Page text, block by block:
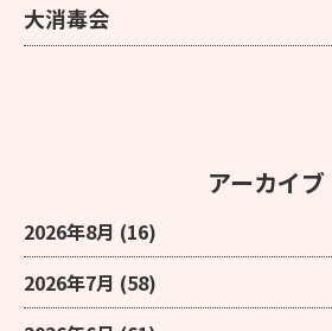
大消毒会
アーカイブ
2026年8月 (16)
2026年7月 (58)